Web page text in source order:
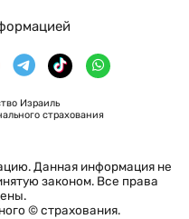
Израиль
страхования
Данная информация не
законом. Все права
© страхования.